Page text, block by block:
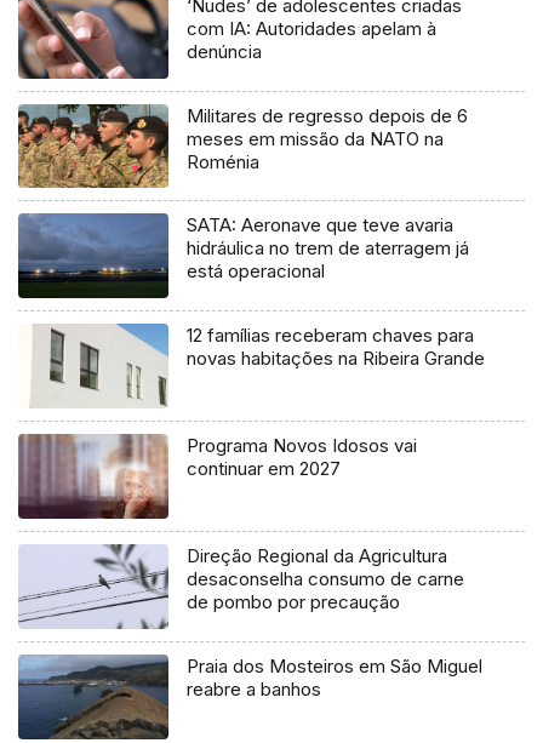
‘Nudes’ de adolescentes criadas
com IA: Autoridades apelam à
denúncia
Militares de regresso depois de 6
meses em missão da NATO na
Roménia
SATA: Aeronave que teve avaria
hidráulica no trem de aterragem já
está operacional
12 famílias receberam chaves para
novas habitações na Ribeira Grande
Programa Novos Idosos vai
continuar em 2027
Direção Regional da Agricultura
desaconselha consumo de carne
de pombo por precaução
Praia dos Mosteiros em São Miguel
reabre a banhos